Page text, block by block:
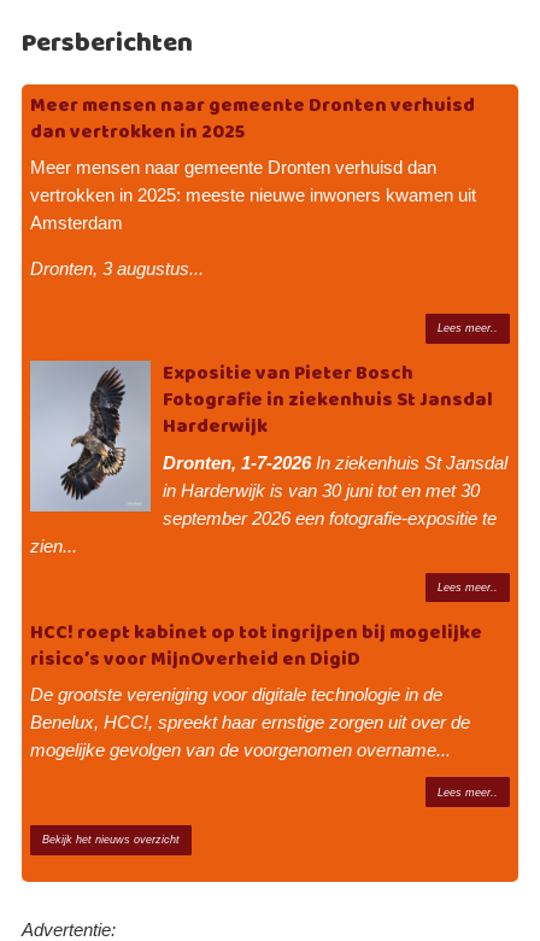
Persberichten
Meer mensen naar gemeente Dronten verhuisd
dan vertrokken in 2025
Meer mensen naar gemeente Dronten verhuisd dan
vertrokken in 2025: meeste nieuwe inwoners kwamen uit
Amsterdam
Dronten, 3 augustus...
Lees meer..
Expositie van Pieter Bosch
Fotografie in ziekenhuis St Jansdal
Harderwijk
Dronten, 1-7-2026In ziekenhuis St Jansdal
in Harderwijk is van 30 juni tot en met 30
september 2026 een fotografie-expositie te
zien...
Lees meer..
HCC! roept kabinet op tot ingrijpen bij mogelijke
risico’s voor MijnOverheid en DigiD
De grootste vereniging voor digitale technologie in de
Benelux, HCC!, spreekt haar ernstige zorgen uit over de
mogelijke gevolgen van de voorgenomen overname...
Lees meer..
Bekijk het nieuws overzicht
Advertentie: